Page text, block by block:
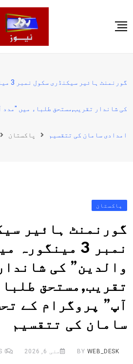
to
پاکستان
کھیل
ویڈیوز
کی شاندار تقریب,مستحق طلباء میں "مدد
امدادی سامان کی تتقسیم پاکستان
پاکستان
گورنمنٹ ہائیر
نمبر 3
والدین” کی شاندار
تقریب,مستحق
آپ” پروگرام کے
سامان کی تتقسیم
BY WEB_DESK مئی 6, 2026 0